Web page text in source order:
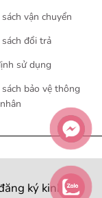
vận chuyển
sách đổi trả
sử dụng
sách bảo vệ thông
ký kinh